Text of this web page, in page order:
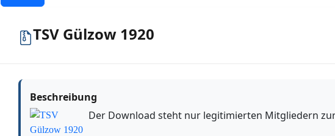
TSV Gülzow 1920
Beschreibung
Der Download steht nur legitimierten Mitgliedern